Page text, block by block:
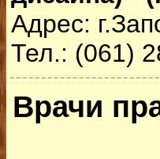
Адрес:
Тел.: (061)
Врачи